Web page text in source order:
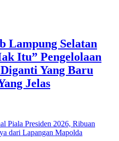
Lampung Selatan
Itu” Pengelolaan
Yang Baru
Jelas